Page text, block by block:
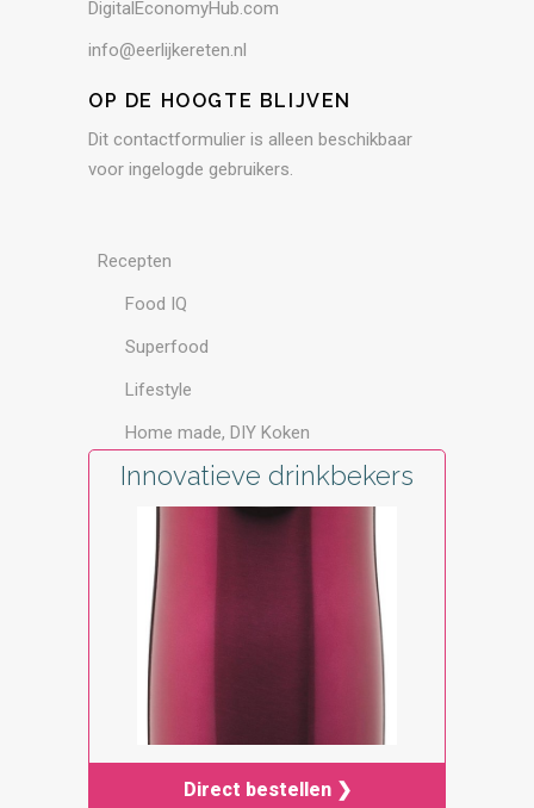
DigitalEconomyHub.com
info@eerlijkereten.nl
OP DE HOOGTE BLIJVEN
Dit contactformulier is alleen beschikbaar
voor ingelogde gebruikers.
Recepten
Food IQ
Superfood
Lifestyle
Home made, DIY Koken
Innovatieve drinkbekers
Direct bestellen ❯